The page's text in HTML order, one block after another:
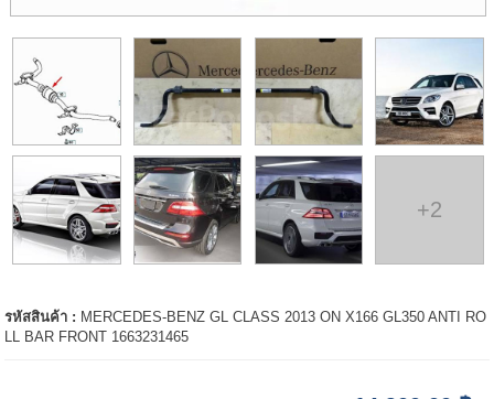
+2
รหัสสินค้า : MERCEDES-BENZ GL CLASS 2013 ON X166 GL350 ANTI RO
LL BAR FRONT 1663231465